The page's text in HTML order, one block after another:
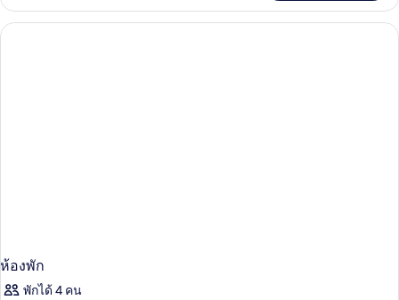
เกี่ยว
กับ
ห้อง
ห้องพัก
พักได้ 4 คน